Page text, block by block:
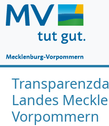
Landes
Vorpommern